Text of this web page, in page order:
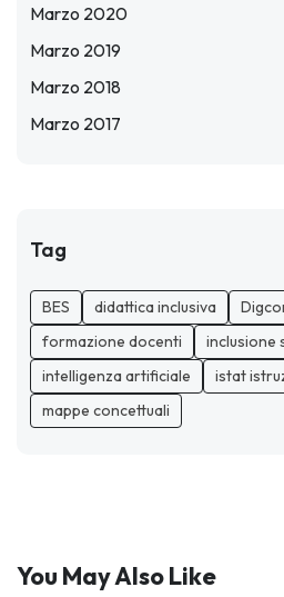
Marzo 2020
Marzo 2019
Marzo 2018
Marzo 2017
Tag
BES didattica inclusiva
formazione docenti
inclusione
intelligenza artificiale
istat
mappe concettuali
You May Also Like